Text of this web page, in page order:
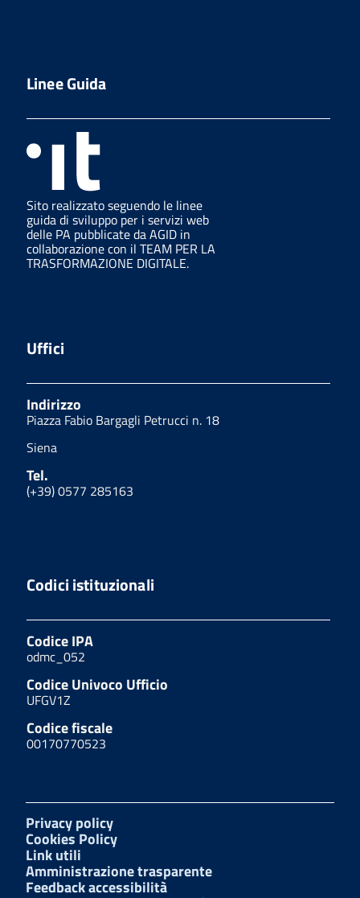
Linee Guida
Sito realizzato seguendo le linee
guida di sviluppo per i servizi web
delle PA pubblicate da AGID in
collaborazione con il TEAM PER LA
TRASFORMAZIONE DIGITALE.
Uffici
Indirizzo
Piazza Fabio Bargagli Petrucci n. 18
Siena
Tel.
(+39) 0577 285163
Codici istituzionali
Codice IPA
odmc_052
Codice Univoco Ufficio
UFGV1Z
Codice fiscale
00170770523
Privacy policy
Cookies Policy
Link utili
Amministrazione trasparente
Feedback accessibilità